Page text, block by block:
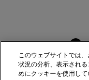
このウェブサイトでは
状況の分析、表示され
めにクッキーを使用し